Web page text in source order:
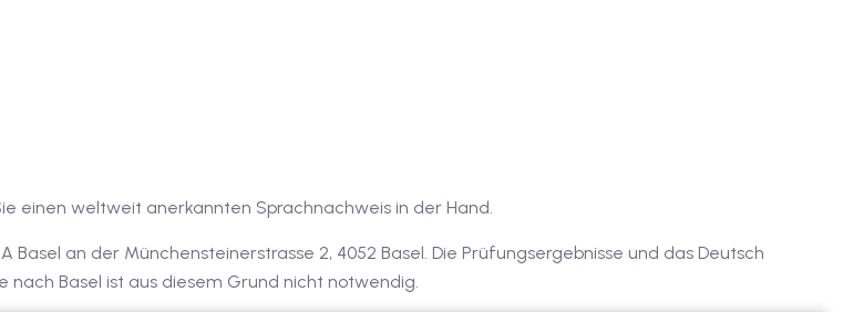
einen weltweit anerkannten Sprachnachweis in der Hand.
an der Münchensteinerstrasse 2, 4052 Basel. Die Prüfungsergebnisse und das Deutsch
nach Basel ist aus diesem Grund nicht notwendig.